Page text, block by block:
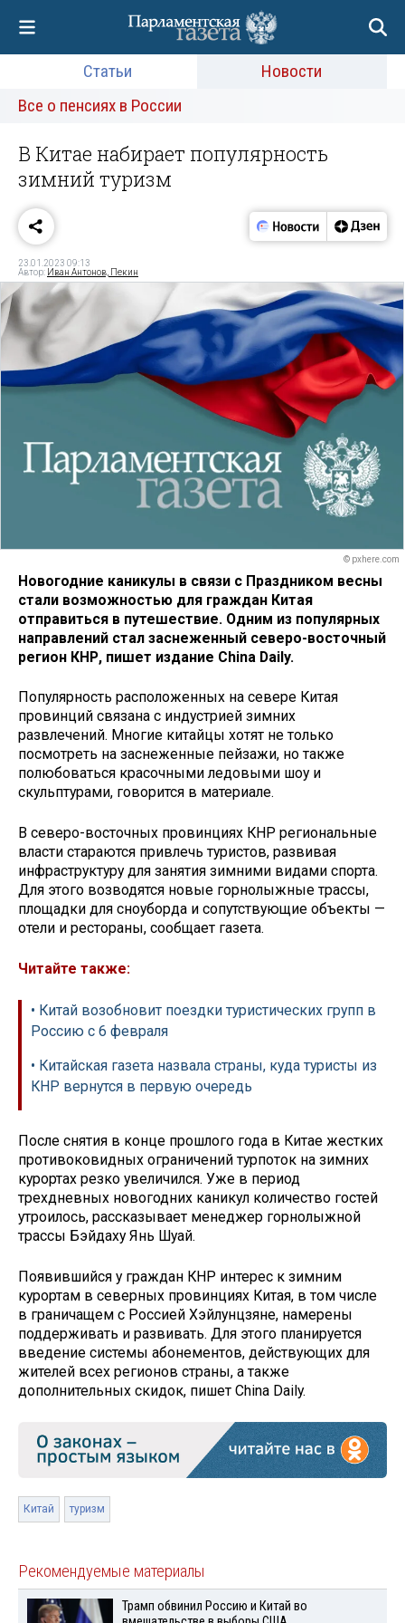
Статьи
Новости
Все о пенсиях в России
В Китае набирает популярность
зимний туризм
23.01.2023 09:13
Автор: Иван Антонов, Пекин
© pxhere.com
Новогодние каникулы в связи с Праздником весны
стали возможностью для граждан Китая
отправиться в путешествие. Одним из популярных
направлений стал заснеженный северо-восточный
регион КНР, пишет издание China Daily.
Популярность расположенных на севере Китая
провинций связана с индустрией зимних
развлечений. Многие китайцы хотят не только
посмотреть на заснеженные пейзажи, но также
полюбоваться красочными ледовыми шоу и
скульптурами, говорится в материале.
В северо-восточных провинциях КНР региональные
власти стараются привлечь туристов, развивая
инфраструктуру для занятия зимними видами спорта.
Для этого возводятся новые горнолыжные трассы,
площадки для сноуборда и сопутствующие объекты —
отели и рестораны, сообщает газета.
Читайте также:
• Китай возобновит поездки туристических групп в
Россию с 6 февраля
• Китайская газета назвала страны, куда туристы из
КНР вернутся в первую очередь
После снятия в конце прошлого года в Китае жестких
противоковидных ограничений турпоток на зимних
курортах резко увеличился. Уже в период
трехдневных новогодних каникул количество гостей
утроилось, рассказывает менеджер горнолыжной
трассы Бэйдаху Янь Шуай.
Появившийся у граждан КНР интерес к зимним
курортам в северных провинциях Китая, в том числе
в граничащем с Россией Хэйлунцзяне, намерены
поддерживать и развивать. Для этого планируется
введение системы абонементов, действующих для
жителей всех регионов страны, а также
дополнительных скидок, пишет China Daily.
Китай туризм
Рекомендуемые материалы
Трамп обвинил Россию и Китай во